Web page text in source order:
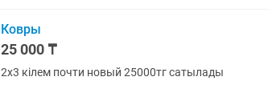
Ковры
25 000 ₸
2х3 кілем почти новый 25000тг сатылады